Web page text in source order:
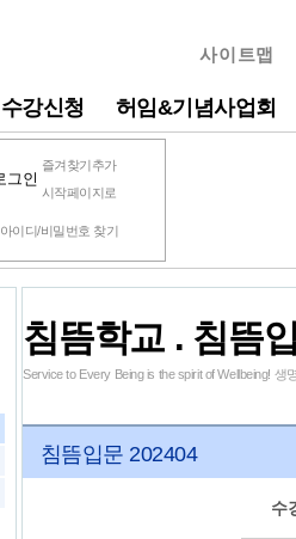
사이트맵
수강신청 허임&기념사업회
즐겨찾기추가
시작페이지로
아이디/비밀번호 찾기
침뜸학교 . 침뜸
Service to Every Being is the spirit of Wellbeing!
침뜸입문 202404
수